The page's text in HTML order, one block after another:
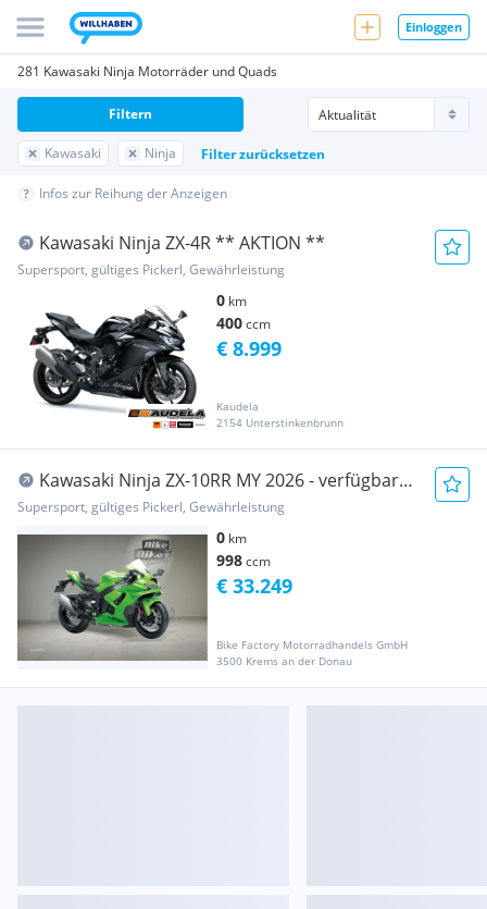
Einloggen
281 Kawasaki Ninja Motorräder und Quads
Kawasaki Ninja Filter zurücksetzen
Filtern
Infos zur Reihung der Anzeigen
Kawasaki Ninja ZX-4R ** AKTION **
Supersport, gültiges Pickerl, Gewährleistung
0 km
400ccm
Kaudela
2154 Unterstinkenbrunn
€ 8.999
Kawasaki Ninja ZX-10RR MY 2026 - verfügbar
auf Anfrage
Supersport, gültiges Pickerl, Gewährleistung
0 km
998ccm
Bike Factory Motorradhandels GmbH
3500 Krems an der Donau
€ 33.249